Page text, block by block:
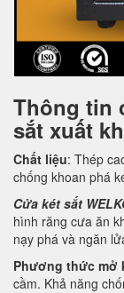
Thông tin
sắt xuất
Chất liệu: Thép
chống khoan phá
Cửa két sắt
hình răng cưa ăn
nạy phá và ngăn
Phương thức mở
cầm. Khả năng